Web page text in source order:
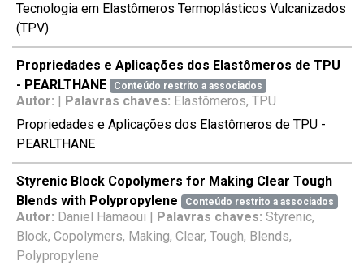
Tecnologia em Elastômeros Termoplásticos Vulcanizados
(TPV)
Propriedades e Aplicações dos Elastômeros de TPU
- PEARLTHANE
Conteúdo restrito a associados
Autor: Palavras chaves: Elastômeros, TPU
Propriedades e Aplicações dos Elastômeros de TPU -
PEARLTHANE
Styrenic Block Copolymers for Making Clear Tough
Blends with Polypropylene
Conteúdo restrito a associados
Autor: Daniel Hamaoui | Palavras chaves: Styrenic,
Block, Copolymers, Making, Clear, Tough, Blends,
Polypropylene